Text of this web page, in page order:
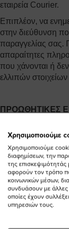
εταιρεία Courier.
Επιπλέον, να
στην διεύθυνση
παραγγελίας σας.
απαραίτητες
που χάνονται ή
ελλιπών
ΠΡΟΩΘΗΤΙΚΕΣ
Πόσο καιρό
Περίοδος ισχύος
αναφέρεται σε
Αν έχω
θέλω να το
Χρησιμοποιούμε
Χρησιμοποιούμε
διαφημίσεων, την
της
αφορούν τον τρόπο
κοινωνικών μέσων,
συνδυάσουν με
οποίες έχουν
υπηρεσιών τους.